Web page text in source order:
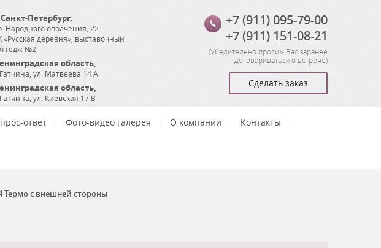
Санкт-Петербург,
Народного ополчения, 22
«Русская деревня», выставочный
№2
область,
Гатчина ул. Матвеева 14 А
область,
Гатчина ул. Киевская 17 В
+7 (911) 095-79-00
+7 (911) 151-08-21
(Убедительно просим Вас заранее
договариваться о встрече)
Сделать заказ
ответ Фото-видео галерея О компании Контакты
Термо с внешней стороны